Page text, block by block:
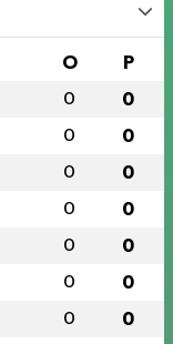
O P
0 0
0 0
0 0
0 0
0 0
0 0
0 0